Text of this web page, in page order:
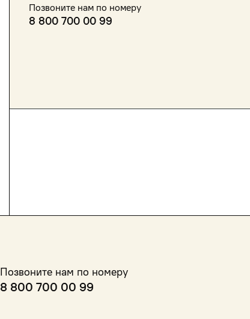
Позвоните нам по номеру
8 800 700 00 99
Позвоните нам по номеру
8 800 700 00 99